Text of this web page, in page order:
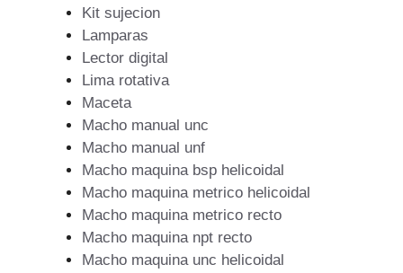
Kit sujecion
Lamparas
Lector digital
Lima rotativa
Maceta
Macho manual unc
Macho manual unf
Macho maquina bsp helicoidal
Macho maquina metrico helicoidal
Macho maquina metrico recto
Macho maquina npt recto
Macho maquina unc helicoidal